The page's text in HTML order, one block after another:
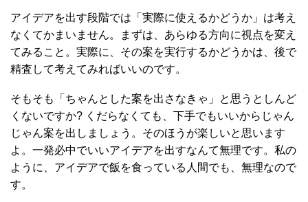
アイデアを出す段階では「実際に使えるかどうか」は考え
なくてかまいません。まずは、あらゆる方向に視点を変え
てみること。実際に、その案を実行するかどうかは、後で
精査して考えてみればいいのです。
そもそも「ちゃんとした案を出さなきゃ」と思うとしんど
くないですか? くだらなくても、下手でもいいからじゃん
じゃん案を出しましょう。そのほうが楽しいと思います
よ。一発必中でいいアイデアを出すなんて無理です。私の
ように、アイデアで飯を食っている人間でも、無理なので
す。